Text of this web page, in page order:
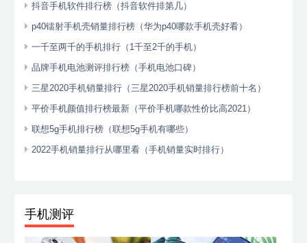
抖音手机软件排行榜（抖音软件排第几）
p40镭射手机壳销量排行榜（华为p40哪款手机壳好看）
一千至两千的手机排行（1千至2千的手机）
品牌手机电池测评排行榜（手机电池口碑）
三星2020手机销量排行（三星2020手机销量排行榜前十名）
平价手机颜值排行榜最新（平价手机哪款性价比高2021）
联想5g手机排行榜（联想5g手机有哪些）
2022手机销量排行从哪里看（手机销量实时排行）
手机测评